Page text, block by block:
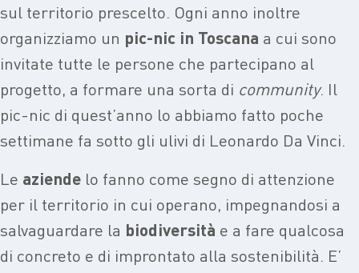
sul territorio prescelto. Ogni anno inoltre
organizziamo un pic-nic in Toscana a cui sono
invitate tutte le persone che partecipano al
progetto, a formare una sorta di community. Il
pic-nic di quest’anno lo abbiamo fatto poche
settimane fa sotto gli ulivi di Leonardo Da Vinci.
Le aziende lo fanno come segno di attenzione
per il territorio in cui operano, impegnandosi a
salvaguardare la biodiversità e a fare qualcosa
di concreto e di improntato alla sostenibilità. E’